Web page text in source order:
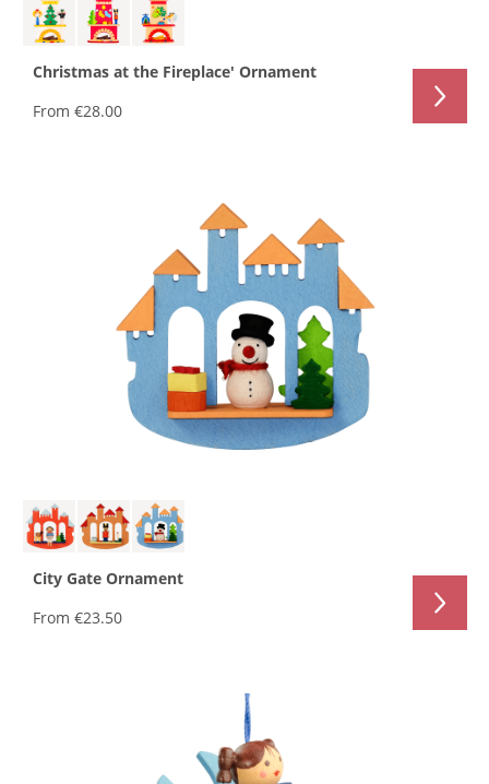
Christmas at the Fireplace' Ornament
From €28.00
City Gate Ornament
From €23.50